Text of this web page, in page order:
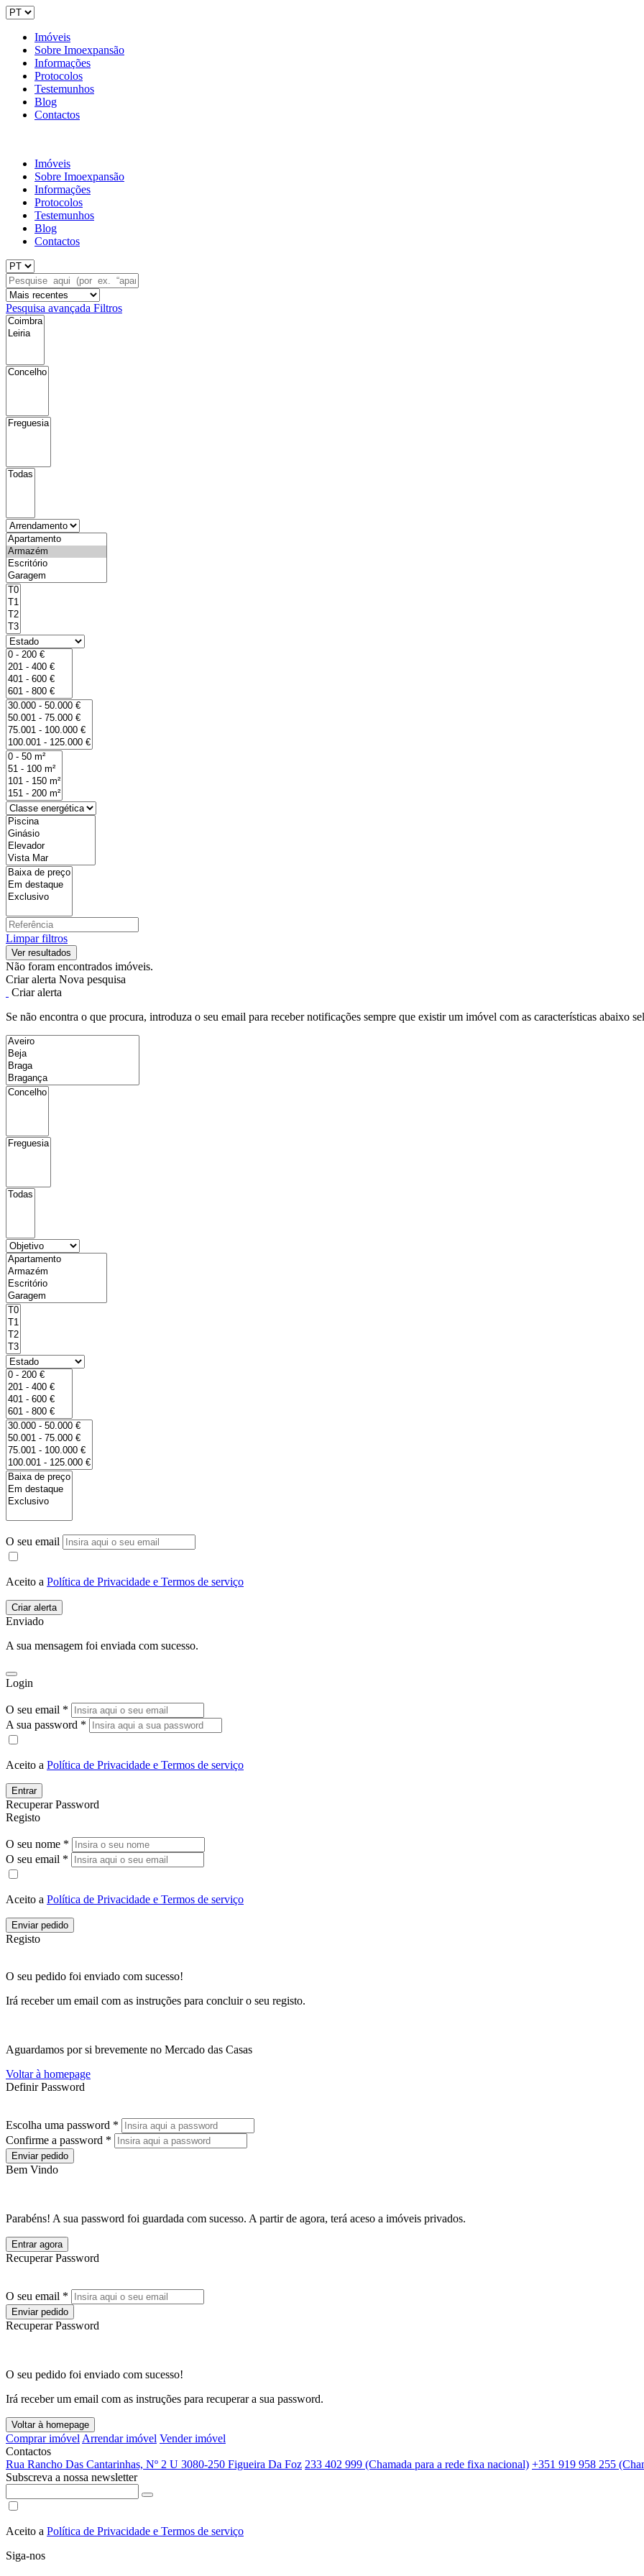
Imóveis
Sobre Imoexpansão
Informações
Protocolos
Testemunhos
Blog
Contactos
Imóveis
Sobre Imoexpansão
Informações
Protocolos
Testemunhos
Blog
Contactos
Pesquisa avançada Filtros
Limpar filtros
Não foram encontrados imóveis.
Criar alerta Nova pesquisa
Criar alerta
Se não encontra o que procura, introduza o seu email para receber notificações sempre que existir um imóvel com as características abaixo
O seu email
Aceito a Política de Privacidade e Termos de serviço
Enviado
A sua mensagem foi enviada com sucesso.
Login
O seu email *
A sua password *
Aceito a Política de Privacidade e Termos de serviço
Entrar
Recuperar Password
Registo
O seu nome *
O seu email *
Aceito a Política de Privacidade e Termos de serviço
Enviar pedido
Registo
O seu pedido foi enviado com sucesso!
Irá receber um email com as instruções para concluir o seu registo.
Aguardamos por si brevemente no Mercado das Casas
Voltar à homepage
Definir Password
Escolha uma password *
Confirme a password *
Enviar pedido
Bem Vindo
Parabéns! A sua password foi guardada com sucesso. A partir de agora, terá aceso a imóveis privados.
Entrar agora
Recuperar Password
O seu email *
Enviar pedido
Recuperar Password
O seu pedido foi enviado com sucesso!
Irá receber um email com as instruções para recuperar a sua password.
Voltar à homepage
Comprar imóvel Arrendar imóvel Vender imóvel
Contactos
Rua Rancho Das Cantarinhas, Nº 2 U 3080-250 Figueira Da Foz 233 402 999 (Chamada para a rede fixa nacional) +351 919 958 255
Subscreva a nossa newsletter
Aceito a Política de Privacidade e Termos de serviço
Siga-nos